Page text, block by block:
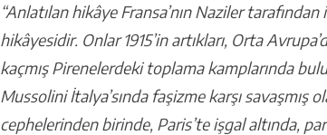
“Anlatılan hikâye Fransa’nın Naziler
hikâyesidir. Onlar 1915’in artıkları, Orta
kaçmış Pirenelerdeki toplama kamplarında
Mussolini İtalya’sında faşizme karşı savaşmış
cephelerinden birinde, Paris’te işgal altında,